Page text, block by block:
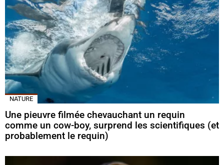
NATURE
Une pieuvre filmée chevauchant un requin
comme un cow-boy, surprend les scientifiques (et
probablement le requin)